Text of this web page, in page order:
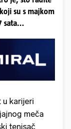
su s majkom
sata...
u karijeri
meča
tenisač